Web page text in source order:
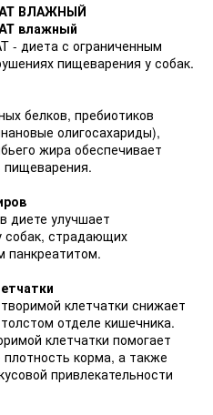
ВЛАЖНЫЙ
влажный
- диета с ограниченным
пищеварения у собак.
белков, пребиотиков
олигосахариды),
жира обеспечивает
пищеварения.
диете улучшает
страдающих
панкреатитом.
клетчатки снижает
отделе кишечника.
клетчатки помогает
корма, а также
привлекательности